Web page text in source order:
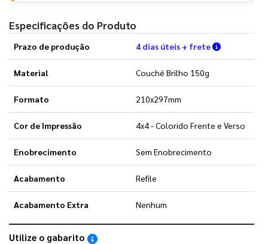
Especificações do Produto
Prazo de produção 4 dias úteis + frete Verifique
Material Couché Brilho 150g
Formato 210x297mm
Cor de Impressão 4x4 - Colorido Frente e Verso
Enobrecimento Sem Enobrecimento
Acabamento Refile
Acabamento Extra Nenhum
Utilize o gabarito Saiba como utilizar os nossos gabaritos